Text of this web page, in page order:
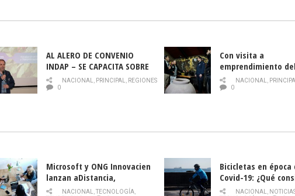
AL ALERO DE CONVENIO
INDAP – SE CAPACITA SOBRE
PLAGA DROSOPHILA SUZUKII
NACIONAL, PRINCIPAL, REGIONES
0
Con visita a
emprendimiento
y llamado al
historia campesina
NACIONAL,
0
Microsoft y ONG Innovacien
lanzan aDistancia,
plataforma con cursos
NACIONAL,TECNOLOGÍA,
Bicicletas en época
Covid-19: ¿Qué
momento de
NACIONAL,